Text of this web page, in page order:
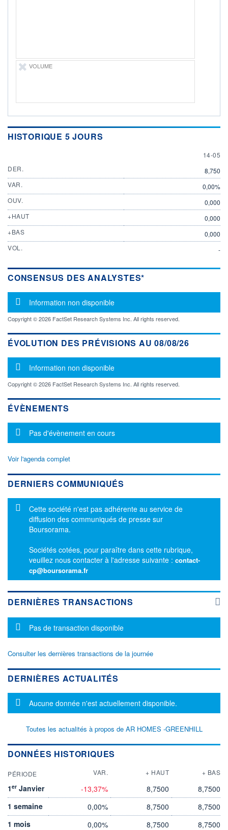
VOLUME
HISTORIQUE 5 JOURS
14 MAY
14-05
DER.
8,750
VAR.
0,00%
OUV.
0,000
+HAUT
0,000
+BAS
0,000
VOL.
-
CONSENSUS DES ANALYSTES*
Message d'information
Information non disponible
Copyright © 2026 FactSet Research Systems Inc. All rights reserved.
ÉVOLUTION DES PRÉVISIONS AU 08/08/26
Message d'information
Information non disponible
Copyright © 2026 FactSet Research Systems Inc. All rights reserved.
ÉVÈNEMENTS
Message d'information
Pas d'évènement en cours
Voir l'agenda complet
DERNIERS COMMUNIQUÉS
Message d'information
Cette société n'est pas adhérente au service de
diffusion des communiqués de presse sur
Boursorama.
Sociétés cotées, pour paraître dans cette rubrique,
veuillez nous contacter à l'adresse suivante : contact-
cp@boursorama.fr
DERNIÈRES TRANSACTIONS
Message d'information
Pas de transaction disponible
Consulter les dernières transactions de la journée
DERNIÈRES ACTUALITÉS
Message d'information
Aucune donnée n'est actuellement disponible.
Toutes les actualités à propos de AR HOMES -GREENHILL
DONNÉES HISTORIQUES
PÉRIODE VAR. + HAUT + BAS
1er Janvier -13,37% 8,7500
8,7500
1 semaine
0,00% 8,7500
8,7500
1 mois
0,00% 8,7500
8,7500